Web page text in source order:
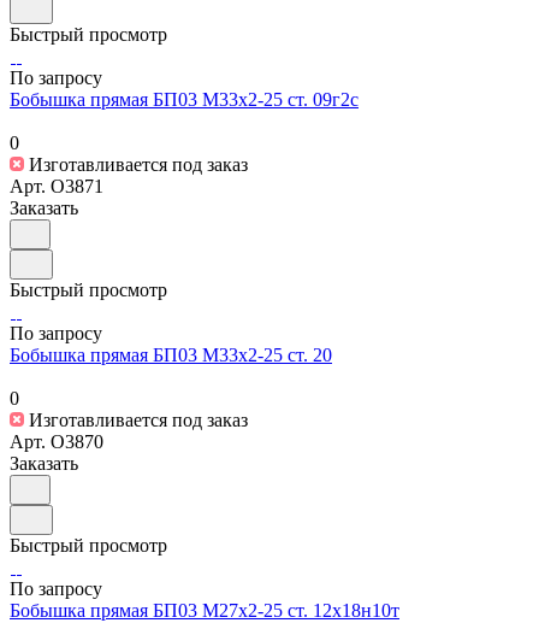
Быстрый просмотр
По запросу
Бобышка прямая БП03 М33х2-25 ст. 09г2с
0
Изготавливается под заказ
Арт. O3871
Заказать
Быстрый просмотр
По запросу
Бобышка прямая БП03 М33х2-25 ст. 20
0
Изготавливается под заказ
Арт. O3870
Заказать
Быстрый просмотр
По запросу
Бобышка прямая БП03 М27х2-25 ст. 12х18н10т